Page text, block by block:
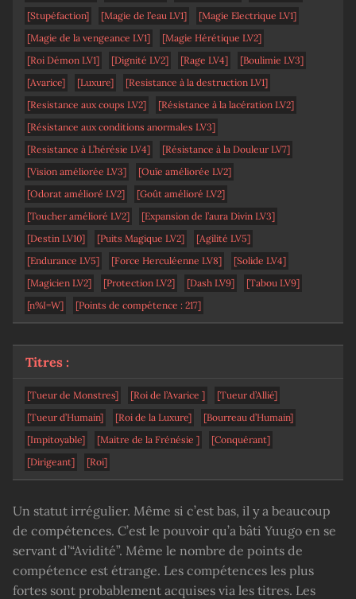
[Stupéfaction] [Magie de l’eau LV1]
[Magie Electrique LV1]
[Magie de la vengeance LV1]
[Magie Hérétique LV2]
[Roi Démon LV1]
[Dignité LV2] [Rage LV4]
[Boulimie LV3]
[Avarice]
[Luxure]
[Resistance à la destruction LV1]
[Resistance aux coups LV2]
[Résistance à la lacération LV2]
[Résistance aux conditions anormales LV3]
[Resistance à L’hérésie LV4]
[Résistance à la Douleur LV7]
[Vision améliorée LV3]
[Ouïe améliorée LV2]
[Odorat amélioré LV2]
[Goût amélioré LV2]
[Toucher amélioré LV2]
[Expansion de l’aura Divin LV3]
[Destin LV10]
[Puits Magique LV2]
[Agilité LV5]
[Endurance LV5]
[Force Herculéenne LV8]
[Solide LV4]
[Magicien LV2]
[Protection LV2] [Dash LV9]
[Tabou LV9]
[n%I=W]
[Points de compétence : 217]
Titres :
[Tueur de Monstres] [Roi de l’Avarice ]
[Tueur d’Allié]
[Tueur d’Humain]
[Roi de la Luxure]
[Bourreau d’Humain]
[Impitoyable]
[Maitre de la Frénésie ]
[Conquérant]
[Dirigeant]
[Roi]
Un statut irrégulier. Même si c’est bas, il y a beaucoup
de compétences. C’est le pouvoir qu’a bâti Yuugo en se
servant d’“Avidité”. Même le nombre de points de
compétence est étrange. Les compétences les plus
fortes sont probablement acquises via les titres. Les